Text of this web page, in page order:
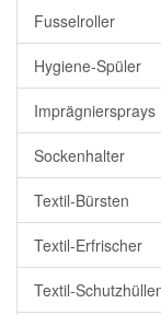
Fusselroller
Hygiene-Spüler
Imprägniersprays
Sockenhalter
Textil-Bürsten
Textil-Erfrischer
Textil-